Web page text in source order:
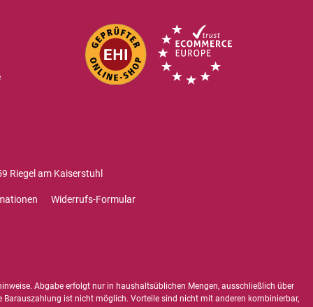
Riegel am Kaiserstuhl
Widerrufs-Formular
. Abgabe erfolgt nur in haushaltsüblichen Mengen, ausschließlich über
ist nicht möglich. Vorteile sind nicht mit anderen kombinierbar,